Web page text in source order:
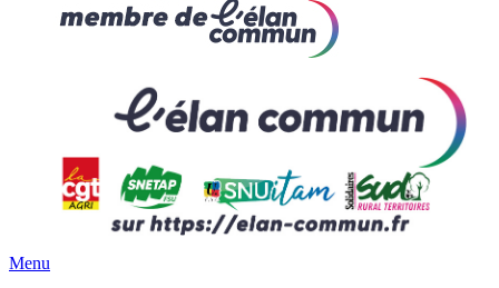
Menu